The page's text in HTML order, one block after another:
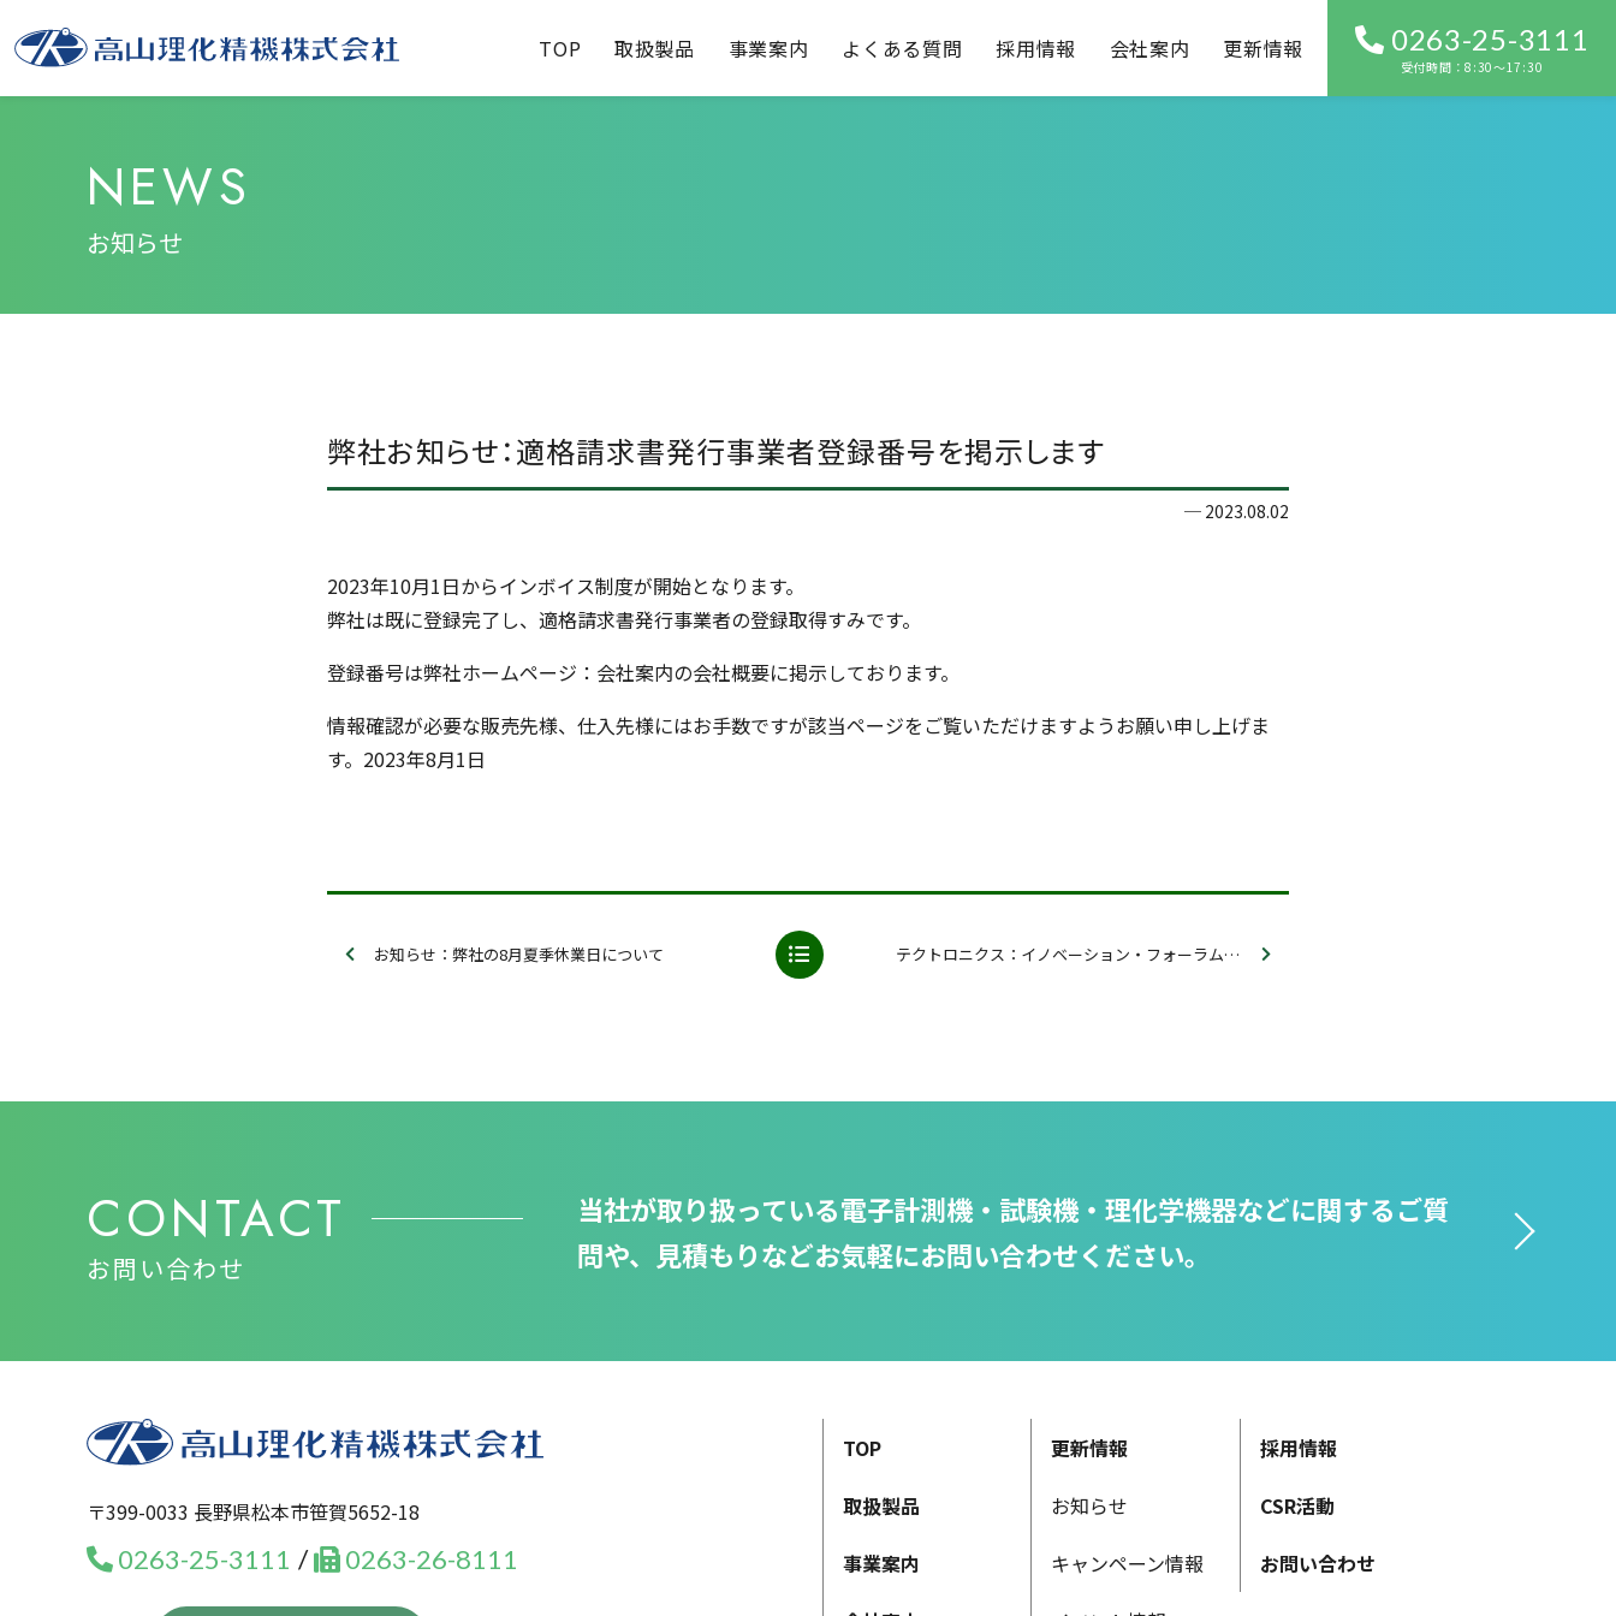
TOP 取扱製品 事業案内 よくある質問 採用情報 会社案内 更新情報 0263-25-3111
受付時間：8:30〜17:30
NEWS
お知らせ
弊社お知らせ：適格請求書発行事業者登録番号を掲示します
2023.08.02
2023年10月1日からインボイス制度が開始となります。
弊社は既に登録完了し、適格請求書発行事業者の登録取得すみです。
登録番号は弊社ホームページ：会社案内の会社概要に掲示しております。
情報確認が必要な販売先様、仕入先様にはお手数ですが該当ページをご覧いただけますようお願い申し上げま
す。2023年8月1日
お知らせ：弊社の8月夏季休業日について テクトロニクス：イノベーション・フォーラム2023
CONTACT
お問い合わせ
当社が取り扱っている電子計測機・試験機・理化学機器などに関するご質
問や、見積もりなどお気軽にお問い合わせください。
TOP
取扱製品
事業案内
更新情報
お知らせ
キャンペーン情報
採用情報
CSR活動
お問い合わせ
〒399-0033 長野県松本市笹賀5652-18
0263-25-3111 0263-26-8111